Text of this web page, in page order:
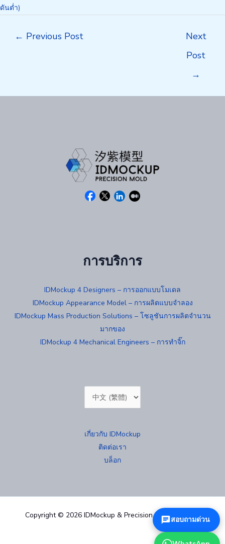
ดันต่ำ)
← Previous Post
Next
Post
→
การบริการ
IDMockup 4 Designers – การออกแบบโมเดล
IDMockup Appearance Model – การผลิตแบบจำลอง
IDMockup Mass Production Solutions – โซลูชันการผลิตจำนวน
มากของ
IDMockup 4 Mechanical Engineers – การทำจิ๊ก
Choose
a
เกี่ยวกับ IDMockup
ติดต่อเรา
บล็อก
Copyright © 2026 IDMockup & Precision Mold 汐紫模型
สอบถามด่วน